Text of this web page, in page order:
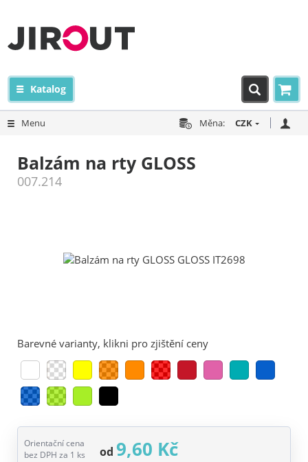
Katalog
Menu Měna: CZK
Balzám na rty GLOSS
007.214
Barevné varianty, klikni pro zjištění ceny
Orientační cena
bez DPH za 1 ks
od 9,60 Kč